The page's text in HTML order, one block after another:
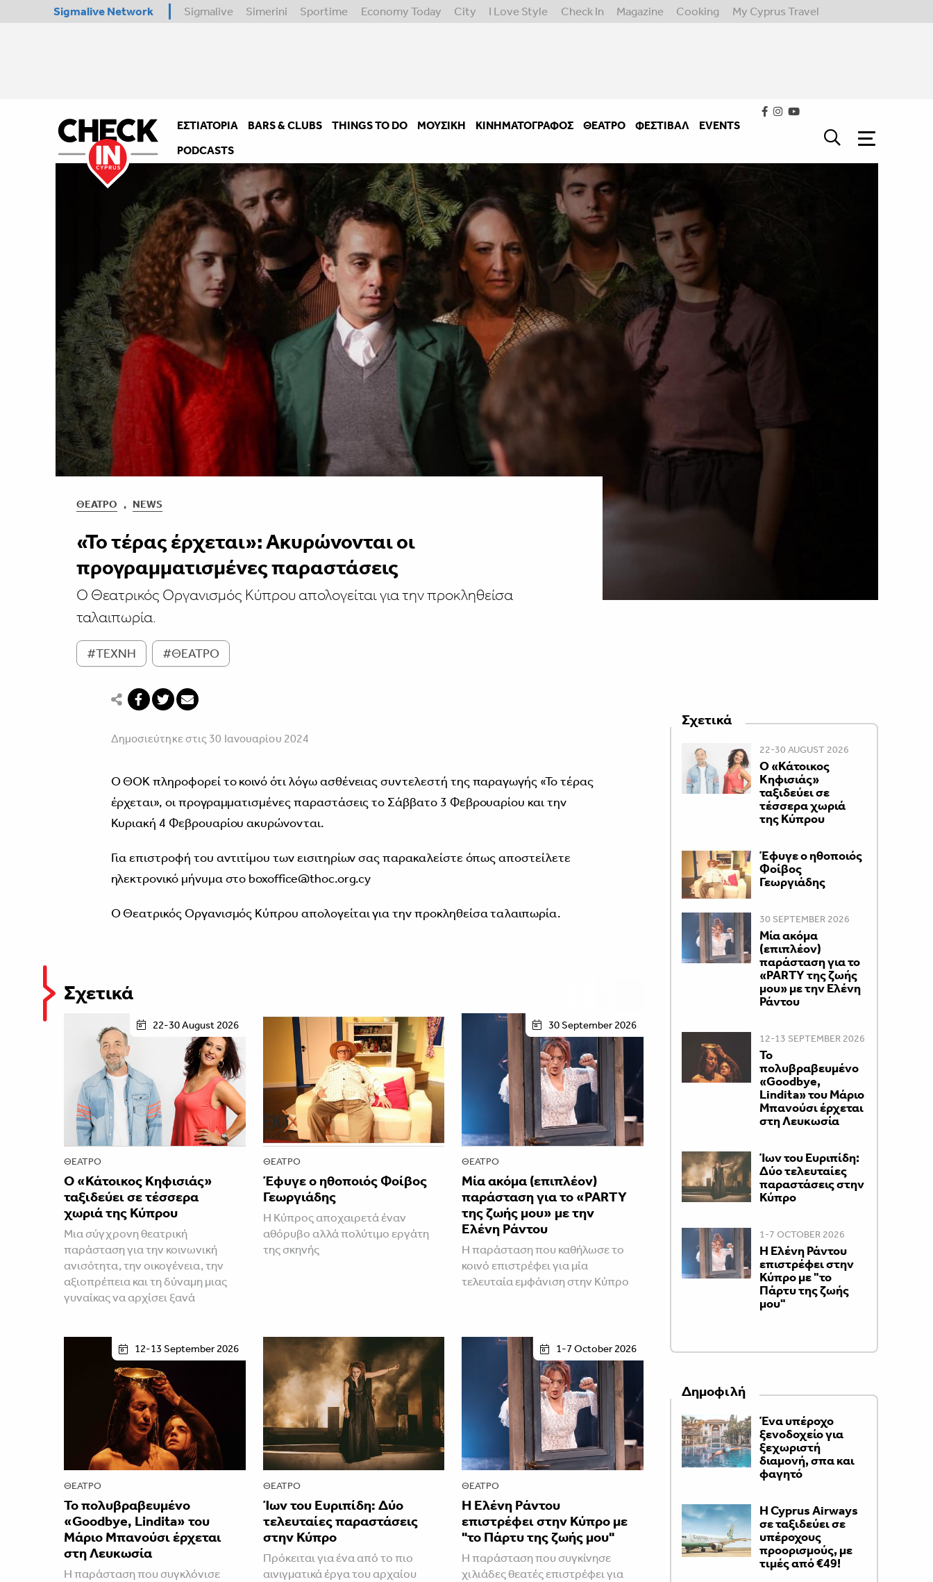
Sigmalive Network Sigmalive Simerini Sportime Economy Today City I Love Style Check In Magazine Cooking My Cyprus Travel
ΕΣΤΙΑΤΌΡΙΑ BARS & CLUBS THINGS TO DO ΜΟΥΣΙΚΉ ΚΙΝΗΜΑΤΟΓΡΆΦΟΣ ΘΈΑΤΡΟ ΦΕΣΤΙΒΑΛ
EVENTS
PODCASTS
ΘΈΑΤΡΟ , NEWS
«Το τέρας έρχεται»: Ακυρώνονται οι
προγραμματισμένες παραστάσεις
Ο Θεατρικός Οργανισμός Κύπρου απολογείται για την προκληθείσα
ταλαιπωρία.
#ΤΕΧΝΗ #ΘΕΑΤΡΟ
Δημοσιεύτηκε στις 30 Ιανουαρίου 2024
O ΘΟΚ πληροφορεί το κοινό ότι λόγω ασθένειας συντελεστή της παραγωγής «Το τέρας
έρχεται», οι προγραμματισμένες παραστάσεις το Σάββατο 3 Φεβρουαρίου και την
Κυριακή 4 Φεβρουαρίου ακυρώνονται.
Για επιστροφή του αντιτίμου των εισιτηρίων σας παρακαλείστε όπως αποστείλετε
ηλεκτρονικό μήνυμα στο boxoffice@thoc.org.cy
Ο Θεατρικός Οργανισμός Κύπρου απολογείται για την προκληθείσα ταλαιπωρία.
Σχετικά
22-30 August 2026
ΘΈΑΤΡΟ
Ο «Κάτοικος Κηφισιάς»
ταξιδεύει σε τέσσερα
χωριά της Κύπρου
Μια σύγχρονη θεατρική
παράσταση για την κοινωνική
ανισότητα, την οικογένεια, την
αξιοπρέπεια και τη δύναμη μιας
γυναίκας να αρχίσει ξανά
ΘΈΑΤΡΟ
Έφυγε ο ηθοποιός Φοίβος
Γεωργιάδης
Η Κύπρος αποχαιρετά έναν
αθόρυβο αλλά πολύτιμο εργάτη
της σκηνής
30 September 2026
ΘΈΑΤΡΟ
Μία ακόμα (επιπλέον)
παράσταση για το «PARTY
της ζωής μου» με την
Ελένη Ράντου
Η παράσταση που καθήλωσε το
κοινό επιστρέφει για μία
τελευταία εμφάνιση στην Κύπρο
12-13 September 2026
ΘΈΑΤΡΟ
Το πολυβραβευμένο
«Goodbye, Lindita» του
Μάριο Μπανούσι έρχεται
στη Λευκωσία
Η παράσταση που συγκλόνισε
ΘΈΑΤΡΟ
Ίων του Ευριπίδη: Δύο
τελευταίες παραστάσεις
στην Κύπρο
Πρόκειται για ένα από το πιο
αινιγματικά έργα του αρχαίου
1-7 October 2026
ΘΈΑΤΡΟ
H Ελένη Ράντου
επιστρέφει στην Κύπρο με
"το Πάρτυ της ζωής μου"
Η παράσταση που συγκίνησε
χιλιάδες θεατές επιστρέφει για
Σχετικά
22-30 AUGUST 2026
Ο «Κάτοικος
Κηφισιάς»
ταξιδεύει σε
τέσσερα χωριά
της Κύπρου
Έφυγε ο ηθοποιός
Φοίβος
Γεωργιάδης
30 SEPTEMBER 2026
Μία ακόμα
(επιπλέον)
παράσταση για το
«PARTY της ζωής
μου» με την Ελένη
Ράντου
12-13 SEPTEMBER 2026
Το
πολυβραβευμένο
«Goodbye,
Lindita» του Μάριο
Μπανούσι έρχεται
στη Λευκωσία
Ίων του Ευριπίδη:
Δύο τελευταίες
παραστάσεις στην
Κύπρο
1-7 OCTOBER 2026
H Ελένη Ράντου
επιστρέφει στην
Κύπρο με "το
Πάρτυ της ζωής
μου"
Δημοφιλή
Ένα υπέροχο
ξενοδοχείο για
ξεχωριστή
διαμονή, σπα και
φαγητό
H Cyprus Airways
σε ταξιδεύει σε
υπέροχους
προορισμούς, με
τιμές από €49!